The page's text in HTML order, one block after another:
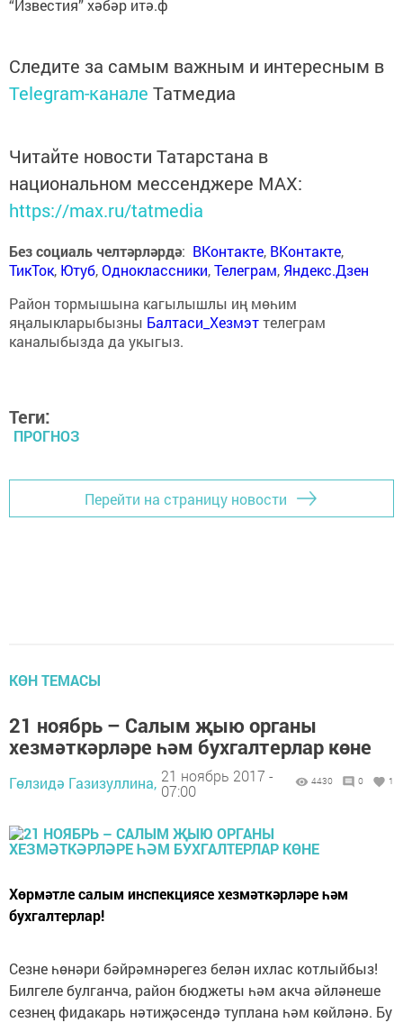
“Известия” хәбәр итә.ф
Следите за самым важным и интересным в
Telegram-канале Татмедиа
Читайте новости Татарстана в
национальном мессенджере MАХ:
https://max.ru/tatmedia
Без социаль челтәрләрдә: ВКонтакте, ВКонтакте,
ТикТок, Ютуб,Одноклассники,Телеграм, Яндекс.Дзен
Район тормышына кагылышлы иң мөһим
яңалыкларыбызны Балтаси_Хезмэттелеграм
каналыбызда да укыгыз.
Теги:
ПРОГНОЗ
Перейти на страницу новости
КӨН ТЕМАСЫ
21 ноябрь – Салым җыю органы
хезмәткәрләре һәм бухгалтерлар көне
Гөлзидә Газизуллина, 21 ноябрь 2017 -
07:00
4430 0 1
Хөрмәтле салым инспекциясе хезмәткәрләре һәм
бухгалтерлар!
Сезне һөнәри бәйрәмнәрегез белән ихлас котлыйбыз!
Билгеле булганча, район бюджеты һәм акча әйләнеше
сезнең фидакарь нәтиҗәсендә туплана һәм көйләнә. Бу